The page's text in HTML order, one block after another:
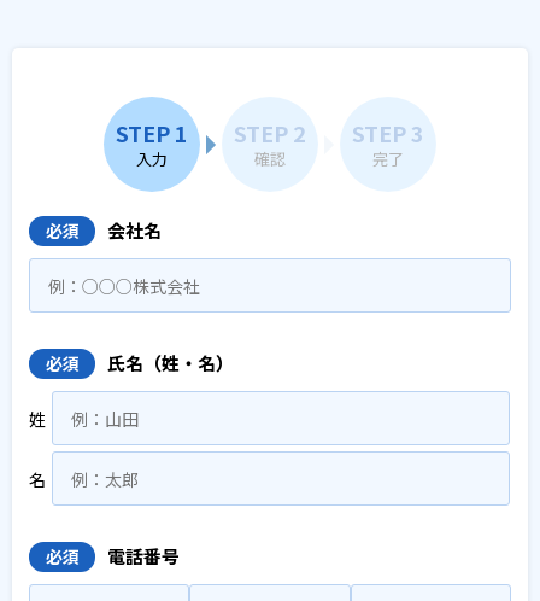
STEP 1
入力
STEP 2
確認
STEP 3
完了
必須 会社名
必須 氏名（姓・名）
姓
名
必須 電話番号